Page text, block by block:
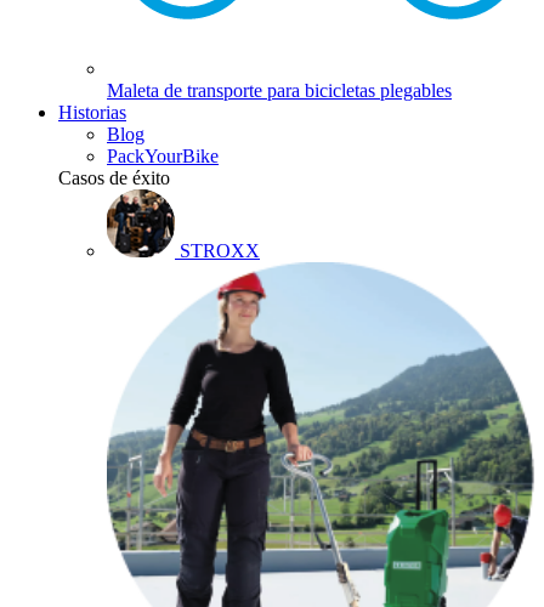
Maleta de transporte para bicicletas plegables
Historias
Blog
PackYourBike
Casos de éxito
STROXX